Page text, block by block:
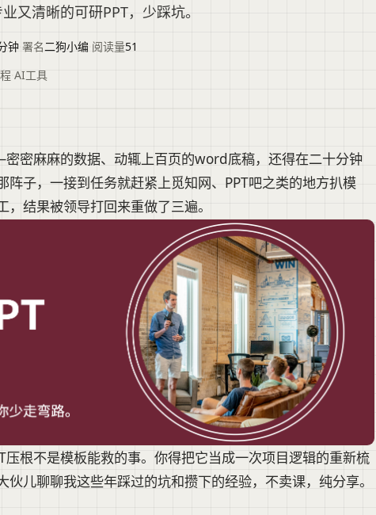
又清晰的可研PPT，少踩坑。
钟 署名二狗小编 阅读量51
AI工具
密麻麻的数据、动辄上百页的word底稿，还得在二十分钟
阵子，一接到任务就赶紧上觅知网、PPT吧之类的地方扒模
结果被领导打回来重做了三遍。
根不是模板能救的事。你得把它当成一次项目逻辑的重新梳
儿聊聊我这些年踩过的坑和攒下的经验，不卖课，纯分享。